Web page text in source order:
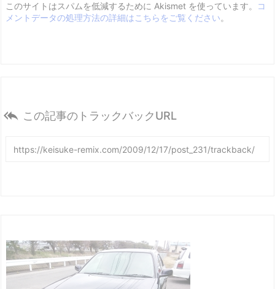
このサイトはスパムを低減するために Akismet を使っています。
コ
メントデータの処理方法の詳細はこちらをご覧ください。
 この記事のトラックバックURL